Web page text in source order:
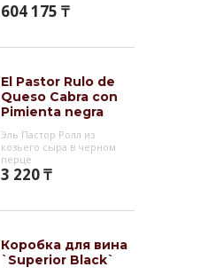
604 175 ₸
El Pastor Rulo de
Queso Cabra con
Pimienta negra
Эль Пастор Ролл из
козьего сыра в черном
перце
3 220 ₸
Коробка для вина
`Superior Black`